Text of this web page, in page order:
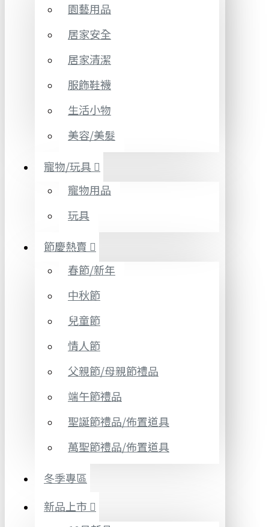
園藝用品
居家安全
居家清潔
服飾鞋襪
生活小物
美容/美髮
寵物/玩具
寵物用品
玩具
節慶熱賣
春節/新年
中秋節
兒童節
情人節
父親節/母親節禮品
端午節禮品
聖誕節禮品/佈置道具
萬聖節禮品/佈置道具
冬季專區
新品上市